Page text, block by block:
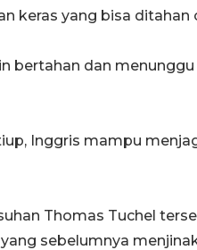
keras yang bisa ditahan
bertahan dan
Inggris mampu
Thomas Tuchel
sebelumnya